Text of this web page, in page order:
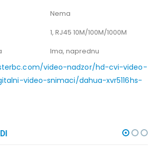
Nema
1, RJ45 10M/100M/1000M
Ima, naprednu
video-nadzor/hd-cvi-video-
video-snimaci/dahua-xvr5116hs-